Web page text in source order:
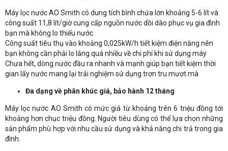
Máy lọc nước AO Smith có dung tích bình chứa lớn khoảng 5-6 lít và
công suất 11,8 lít/giờ cung cấp nguồn nước dồi dào phục vụ gia đình
bạn mà không lo thiếu nước
Công suất tiêu thụ vào khoảng 0,025kW/h tiết kiệm điện năng nên
bạn không cần phải lo lắng quá nhiều về chi phí khi sử dụng máy
Chưa hết, dòng nước đầu ra nhanh và mạnh giúp bạn tiết kiệm thời
gian lấy nước mang lại trải nghiệm sử dụng trơn tru mượt mà
Đa dạng về phân khúc giá, bảo hành 12 tháng
Máy lọc nước AO Smith có mức giá từ khoảng trên 6 triệu đồng tới
khoảng hơn chục triệu đồng. Người tiêu dùng có thể lựa chọn những
sản phẩm phù hợp với nhu cầu sử dụng và khả năng chi trả trong gia
đình.